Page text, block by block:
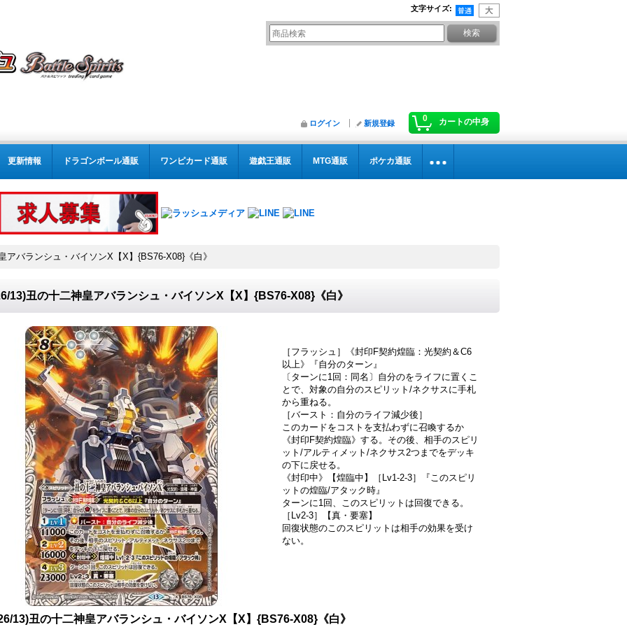
文字サイズ:
0 カートの中身
ログイン 新規登録
更新情報 ドラゴンボール通販 ワンピカード通販 遊戯王通販 MTG通販 ポケカ通販
アバランシュ・バイソンX【X】{BS76-X08}《白》
13)丑の十二神皇アバランシュ・バイソンX【X】{BS76-X08}《白》
［フラッシュ］《封印F契約煌臨：光契約＆C6
以上》『自分のターン』
〔ターンに1回：同名〕自分のをライフに置くこ
とで、対象の自分のスピリット/ネクサスに手札
から重ねる。
［バースト：自分のライフ減少後］
このカードをコストを支払わずに召喚するか
《封印F契約煌臨》する。その後、相手のスピリ
ット/アルティメット/ネクサス2つまでをデッキ
の下に戻せる。
《封印中》【煌臨中】［Lv1-2-3］『このスピリ
ットの煌臨/アタック時』
ターンに1回、このスピリットは回復できる。
［Lv2-3］【真・要塞】
回復状態のこのスピリットは相手の効果を受け
ない。
13)丑の十二神皇アバランシュ・バイソンX【X】{BS76-X08}《白》